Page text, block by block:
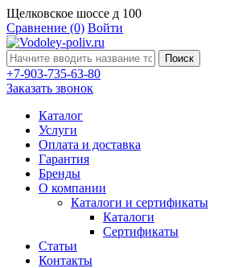
Щелковское шоссе д 100
Сравнение (0) Войти
Поиск
+7-903-735-63-80
Заказать звонок
Каталог
Услуги
Оплата и доставка
Гарантия
Бренды
О компании
Каталоги и сертификаты
Каталоги
Сертификаты
Статьи
Контакты